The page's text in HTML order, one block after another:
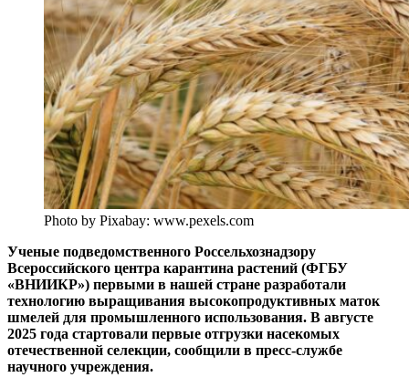
Photo by Pixabay: www.pexels.com
Ученые подведомственного Россельхознадзору
Всероссийского центра карантина растений (ФГБУ
«ВНИИКР») первыми в нашей стране разработали
технологию выращивания высокопродуктивных маток
шмелей для промышленного использования. В августе
2025 года стартовали первые отгрузки насекомых
отечественной селекции, сообщили в пресс-службе
научного учреждения.